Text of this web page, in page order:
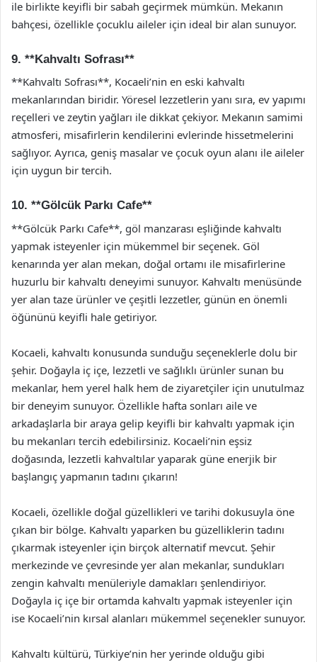
ile birlikte keyifli bir sabah geçirmek mümkün. Mekanın
bahçesi, özellikle çocuklu aileler için ideal bir alan sunuyor.
9. **Kahvaltı Sofrası**
**Kahvaltı Sofrası**, Kocaeli’nin en eski kahvaltı
mekanlarından biridir. Yöresel lezzetlerin yanı sıra, ev yapımı
reçelleri ve zeytin yağları ile dikkat çekiyor. Mekanın samimi
atmosferi, misafirlerin kendilerini evlerinde hissetmelerini
sağlıyor. Ayrıca, geniş masalar ve çocuk oyun alanı ile aileler
için uygun bir tercih.
10. **Gölcük Parkı Cafe**
**Gölcük Parkı Cafe**, göl manzarası eşliğinde kahvaltı
yapmak isteyenler için mükemmel bir seçenek. Göl
kenarında yer alan mekan, doğal ortamı ile misafirlerine
huzurlu bir kahvaltı deneyimi sunuyor. Kahvaltı menüsünde
yer alan taze ürünler ve çeşitli lezzetler, günün en önemli
öğününü keyifli hale getiriyor.
Kocaeli, kahvaltı konusunda sunduğu seçeneklerle dolu bir
şehir. Doğayla iç içe, lezzetli ve sağlıklı ürünler sunan bu
mekanlar, hem yerel halk hem de ziyaretçiler için unutulmaz
bir deneyim sunuyor. Özellikle hafta sonları aile ve
arkadaşlarla bir araya gelip keyifli bir kahvaltı yapmak için
bu mekanları tercih edebilirsiniz. Kocaeli’nin eşsiz
doğasında, lezzetli kahvaltılar yaparak güne enerjik bir
başlangıç yapmanın tadını çıkarın!
Kocaeli, özellikle doğal güzellikleri ve tarihi dokusuyla öne
çıkan bir bölge. Kahvaltı yaparken bu güzelliklerin tadını
çıkarmak isteyenler için birçok alternatif mevcut. Şehir
merkezinde ve çevresinde yer alan mekanlar, sundukları
zengin kahvaltı menüleriyle damakları şenlendiriyor.
Doğayla iç içe bir ortamda kahvaltı yapmak isteyenler için
ise Kocaeli’nin kırsal alanları mükemmel seçenekler sunuyor.
Kahvaltı kültürü, Türkiye’nin her yerinde olduğu gibi